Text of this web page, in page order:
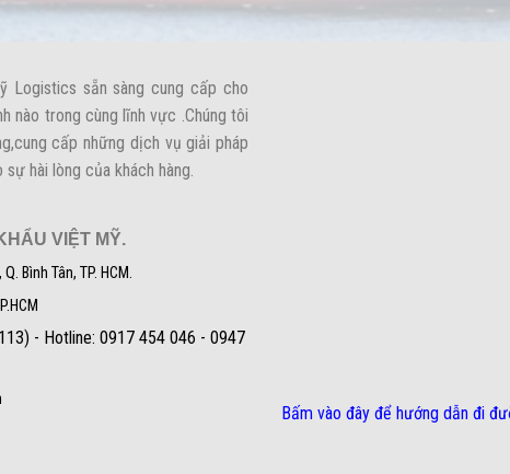
Logistics sẵn sàng cung cấp cho
nào trong cùng lĩnh vực .Chúng tôi
cấp những dịch vụ giải pháp
hài lòng của khách hàng.
VIỆT MỸ.
Bình Tân, TP. HCM.
- Hotline: 0917 454 046 - 0947
Bấm vào đây để hướng dẫn đi